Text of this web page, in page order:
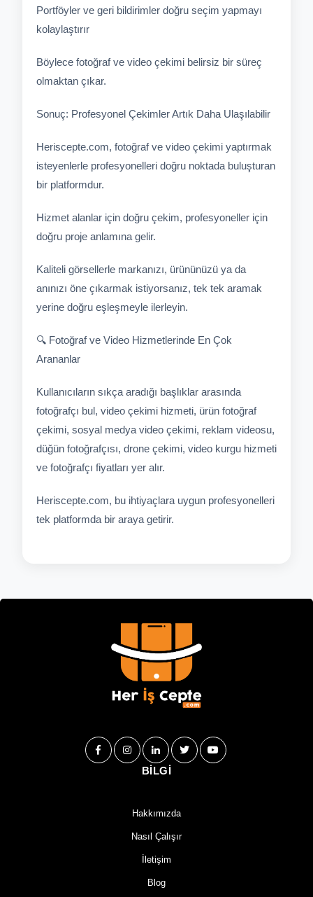
Portföyler ve geri bildirimler doğru seçim yapmayı
kolaylaştırır
Böylece fotoğraf ve video çekimi belirsiz bir süreç
olmaktan çıkar.
Sonuç: Profesyonel Çekimler Artık Daha Ulaşılabilir
Heriscepte.com, fotoğraf ve video çekimi yaptırmak
isteyenlerle profesyonelleri doğru noktada buluşturan
bir platformdur.
Hizmet alanlar için doğru çekim, profesyoneller için
doğru proje anlamına gelir.
Kaliteli görsellerle markanızı, ürününüzü ya da
anınızı öne çıkarmak istiyorsanız, tek tek aramak
yerine doğru eşleşmeyle ilerleyin.
🔍 Fotoğraf ve Video Hizmetlerinde En Çok
Arananlar
Kullanıcıların sıkça aradığı başlıklar arasında
fotoğrafçı bul, video çekimi hizmeti, ürün fotoğraf
çekimi, sosyal medya video çekimi, reklam videosu,
düğün fotoğrafçısı, drone çekimi, video kurgu hizmeti
ve fotoğrafçı fiyatları yer alır.
Heriscepte.com, bu ihtiyaçlara uygun profesyonelleri
tek platformda bir araya getirir.
BİLGİ
Hakkımızda
Nasıl Çalışır
İletişim
Blog